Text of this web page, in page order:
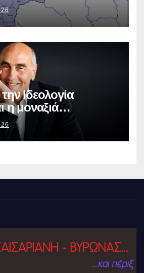
Ιδεολογία
η μοναξιά…